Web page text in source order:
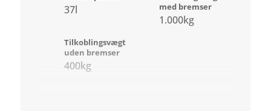
37l
med bremser
1.000kg
Tilkoblingsvægt
uden bremser
400kg